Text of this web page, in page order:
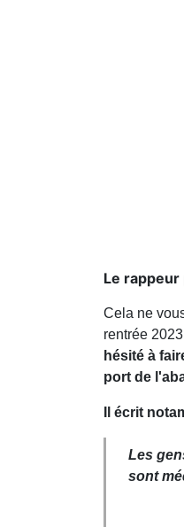
Le
Cela ne
rentrée
hésité à
port de
Il écrit
Les
sont